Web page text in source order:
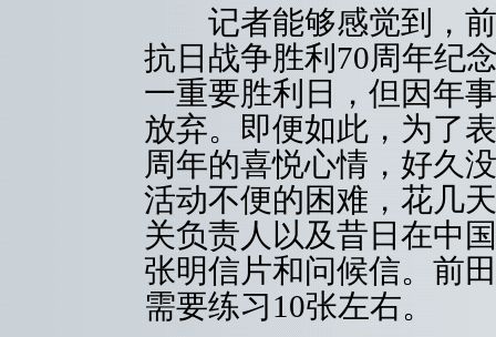
记者能够感觉到，前
抗日战争胜利70周年纪
一重要胜利日，但因年
放弃。即便如此，为了
周年的喜悦心情，好久
活动不便的困难，花几
关负责人以及昔日在中
张明信片和问候信。前
需要练习10张左右。